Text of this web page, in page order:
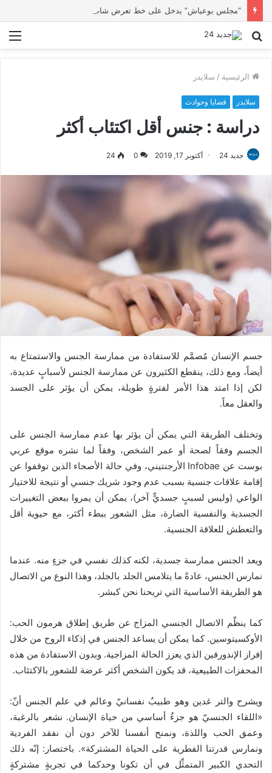
بحث
الرئيسية / سلايدر
سلايدر قضايا وحوادث
دراسة : جنس أقل اكتئاب أكثر
جديد 24 أكتوبر 17, 2019 0
24
جسم الإنسان مُصمَّم للاستفادة من ممارسة الجنس والاستمتاع به
أيضاً، ومع ذلك، ينقطع الكثيرون عن ممارسة الجنس لأسبابٍ عديدة،
لكن إذا امتد هذا الأمر لفترةٍ طويلة، يمكن أن يؤثر على الجسد
والعقل معاً.
وتختلف الطريقة التي يمكن أن يؤثر بها عدم ممارسة الجنس على
الجسم وفقاً لصحة أو عمر الشخص، وفقاً لما نشره موقع عربي
بوست عن Infobae الأرجنتيني، وفي حالة الأصحاء الذين توقفوا عن
إقامة علاقات جنسية بسبب عدم وجود شريك جنسي أو نتيجة للاختيار
الواعي (وليس لسببٍ جسديٍّ آخر)، يمكن أن يمروا ببعض التغييرات
الجسدية والنفسية الضارة، مثل الشعور ببطء أكثر، مع حيوية أقل
والتعطش للعلاقة الجنسية.
ويعد الجنس ممارسة جسدية، لكنه كذلك نفسي في جزءٍ منه. عندما
نمارس الجنس، عادةً ما يتلامس الجلد بالجلد، وهذا النوع من الاتصال
هو الطريقة الأساسية التي تريحنا نحن كبشر.
كما ينظّم الاتصال الجنسي المزاج عن طريق إطلاق هرمون الحب:
الأوكسيتوسين. كما يمكن أن يساعد الجنس في إذكاء الروح من خلال
إفراز الإندورفين الذي يعزز الحالة المزاجية. وبدون الاستفادة من هذه
المحفزات الطبيعية، قد يكون الشخص أكثر عرضة للشعور بالاكتئاب.
ويشرح والتر غدين وهو طبيبٌ نفسانيّ وعالم في علم الجنس أنّ:
«اللقاء الجنسيّ هو جزءٌ أساسي من حياة الإنسان. نشعر بالرغبة،
وعمق الحب واللذة، ونمنح أنفسنا للآخر دون أن نفقد الفردية
ونمارس قدرتنا الفطرية على الحياة المشتركة». باختصار: إنّه ذلك
التحدي الكبير المتمثِّل في أن تكونا وحدكما في تجربةٍ مشتركةٍ